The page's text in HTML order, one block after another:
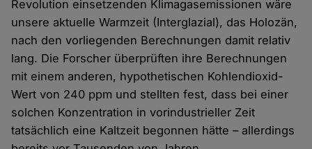
Revolution einsetzenden Klimagasemissionen wäre
unsere aktuelle Warmzeit (Interglazial), das Holozän,
nach den vorliegenden Berechnungen damit relativ
lang. Die Forscher überprüften ihre Berechnungen
mit einem anderen, hypothetischen Kohlendioxid-
Wert von 240 ppm und stellten fest, dass bei einer
solchen Konzentration in vorindustrieller Zeit
tatsächlich eine Kaltzeit begonnen hätte – allerdings